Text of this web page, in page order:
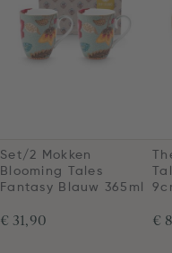
Set/2 Mokken
Blooming Tales
Fantasy Blauw 365ml
€ 31,90 €